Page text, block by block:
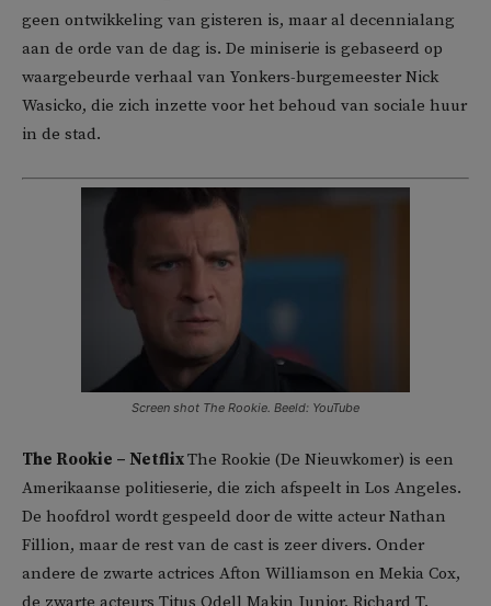
geen ontwikkeling van gisteren is, maar al decennialang
aan de orde van de dag is. De miniserie is gebaseerd op
waargebeurde verhaal van Yonkers-burgemeester Nick
Wasicko, die zich inzette voor het behoud van sociale huur
in de stad.
Screen shot The Rookie. Beeld: YouTube
The Rookie – NetflixThe Rookie (De Nieuwkomer) is een
Amerikaanse politieserie, die zich afspeelt in Los Angeles.
De hoofdrol wordt gespeeld door de witte acteur Nathan
Fillion, maar de rest van de cast is zeer divers. Onder
andere de zwarte actrices Afton Williamson en Mekia Cox,